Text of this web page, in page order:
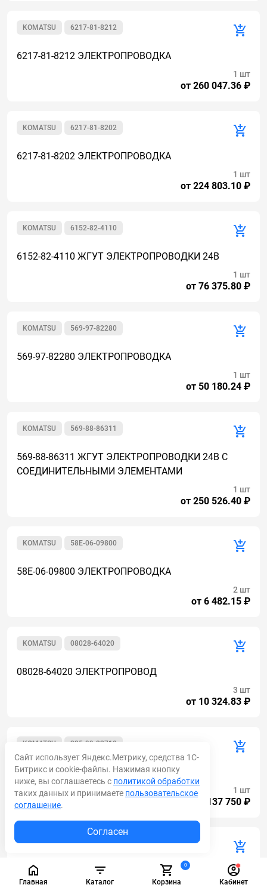
Главная Каталог
0
Корзина Кабинет
6217-81-8212
KOMATSU
6217-81-8212 ЭЛЕКТРОПРОВОДКА
от 260 047.36 ₽
1 шт
6217-81-8202
KOMATSU
6217-81-8202 ЭЛЕКТРОПРОВОДКА
от 224 803.10 ₽
1 шт
6152-82-4110
KOMATSU
6152-82-4110 ЖГУТ ЭЛЕКТРОПРОВОДКИ 24В
от 76 375.80 ₽
1 шт
569-97-82280
KOMATSU
569-97-82280 ЭЛЕКТРОПРОВОДКА
от 50 180.24 ₽
1 шт
569-88-86311
KOMATSU
569-88-86311 ЖГУТ ЭЛЕКТРОПРОВОДКИ 24В С
СОЕДИНИТЕЛЬНЫМИ ЭЛЕМЕНТАМИ
от 250 526.40 ₽
1 шт
58E-06-09800
KOMATSU
58E-06-09800 ЭЛЕКТРОПРОВОДКА
от 6 482.15 ₽
2 шт
08028-64020
KOMATSU
08028-64020 ЭЛЕКТРОПРОВОД
от 10 324.83 ₽
3 шт
235-99-32710
KOMATSU
235-99-32710 ЭЛЕКТРОПРОВОДКА
от 137 750 ₽
1 шт
235-807-3160
KOMATSU
235-807-3160 ЭЛЕКТРОПРОВОДКА
Сайт использует Яндекс.Метрику, средства 1С-
Битрикс и cookie-файлы. Нажимая кнопку
ниже, вы соглашаетесь с политикой обработки
таких данных и принимаете пользовательское
соглашение.
Согласен